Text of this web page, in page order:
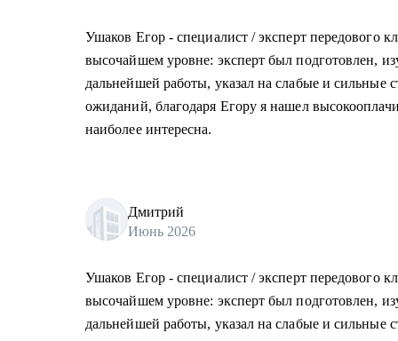
Ушаков Егор - специалист / эксперт передового
высочайшем уровне: эксперт был подготовлен,
дальнейшей работы, указал на слабые и сильные
ожиданий, благодаря Егору я нашел
наиболее интересна.
Дмитрий
Июнь 2026
Ушаков Егор - специалист / эксперт передового
высочайшем уровне: эксперт был подготовлен,
дальнейшей работы, указал на слабые и сильные